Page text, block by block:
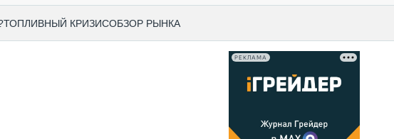
ТОПЛИВНЫЙ КРИЗИСОБЗОР РЫНКА
РЕКЛАМА